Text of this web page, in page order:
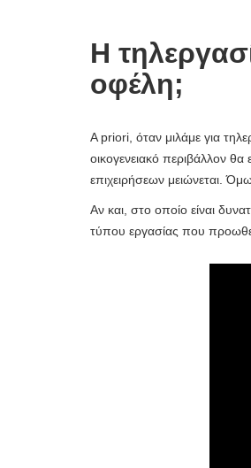
Η
οφέλη;
A priori, όταν μιλάμε για
οικογενειακό περιβάλλον
επιχειρήσεων μειώνεται.
Αν και, στο οποίο είναι
τύπου εργασίας που